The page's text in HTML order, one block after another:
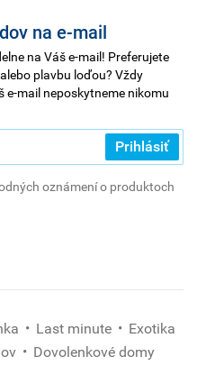
na e-mail
na Váš e-mail! Preferujete
plavbu loďou? Vždy
e-mail neposkytneme nikomu
Prihlásiť
oznámení o produktoch
Last minute
Exotika
Dovolenkové domy